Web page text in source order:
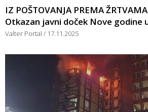
IZ POŠTOVANJA PREMA
Otkazan javni doček Nove godine
Valter Portal 17.11.2025